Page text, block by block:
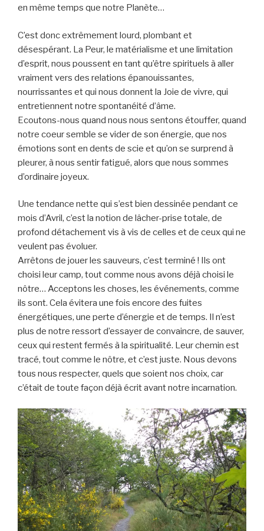
en même temps que notre Planète…
C’est donc extrêmement lourd, plombant et
désespérant. La Peur, le matérialisme et une limitation
d’esprit, nous poussent en tant qu’être spirituels à aller
vraiment vers des relations épanouissantes,
nourrissantes et qui nous donnent la Joie de vivre, qui
entretiennent notre spontanéité d’âme.
Ecoutons-nous quand nous nous sentons étouffer, quand
notre coeur semble se vider de son énergie, que nos
émotions sont en dents de scie et qu’on se surprend à
pleurer, à nous sentir fatigué, alors que nous sommes
d’ordinaire joyeux.
Une tendance nette qui s’est bien dessinée pendant ce
mois d’Avril, c’est la notion de lâcher-prise totale, de
profond détachement vis à vis de celles et de ceux qui ne
veulent pas évoluer.
Arrêtons de jouer les sauveurs, c’est terminé ! Ils ont
choisi leur camp, tout comme nous avons déjà choisi le
nôtre… Acceptons les choses, les événements, comme
ils sont. Cela évitera une fois encore des fuites
énergétiques, une perte d’énergie et de temps. Il n’est
plus de notre ressort d’essayer de convaincre, de sauver,
ceux qui restent fermés à la spiritualité. Leur chemin est
tracé, tout comme le nôtre, et c’est juste. Nous devons
tous nous respecter, quels que soient nos choix, car
c’était de toute façon déjà écrit avant notre incarnation.